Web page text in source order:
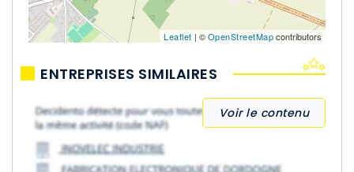
Leaflet | ©OpenStreetMapcontributors
ENTREPRISES SIMILAIRES
Voir le contenu